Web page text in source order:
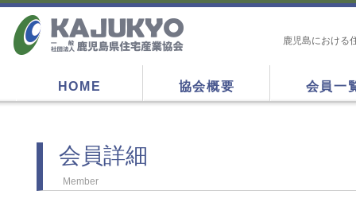
鹿児島における
HOME 協会概要 会員一
会員詳細
Member